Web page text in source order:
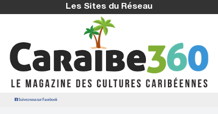
Les Sites du Réseau
Suivez nous sur Facebook